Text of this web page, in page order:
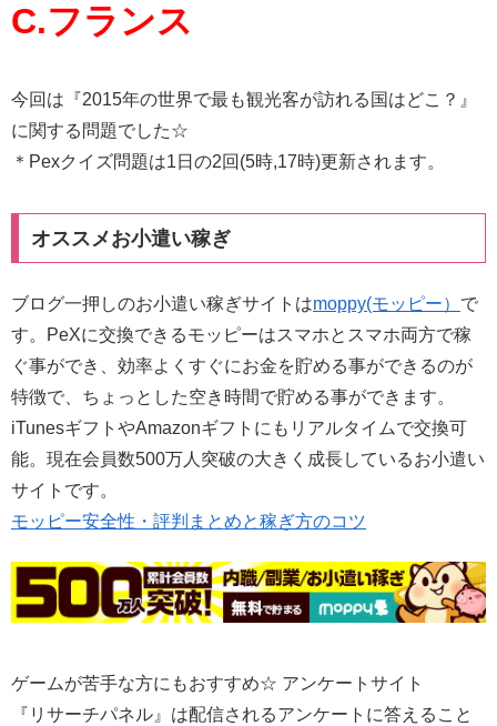
C.フランス
今回は『2015年の世界で最も観光客が訪れる国はどこ？』
に関する問題でした☆
＊Pexクイズ問題は1日の2回(5時,17時)更新されます。
オススメお小遣い稼ぎ
ブログ一押しのお小遣い稼ぎサイトはmoppy(モッピー） で
す。PeXに交換できるモッピーはスマホとスマホ両方で稼
ぐ事ができ、効率よくすぐにお金を貯める事ができるのが
特徴で、ちょっとした空き時間で貯める事ができます。
iTunesギフトやAmazonギフトにもリアルタイムで交換可
能。現在会員数500万人突破の大きく成長しているお小遣い
サイトです。
モッピー安全性・評判まとめと稼ぎ方のコツ
ゲームが苦手な方にもおすすめ☆ アンケートサイト
『リサーチパネル』は配信されるアンケートに答えること